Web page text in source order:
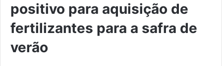
positivo para aquisição de
fertilizantes para a safra de
verão